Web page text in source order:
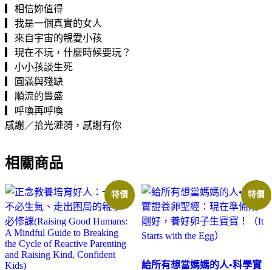
▎相信妳值得
▎我是一個真實的女人
▎來自宇宙的親愛小孩
▎現在不玩，什麼時候要玩？
▎小小孩談生死
▎圓滿與殘缺
▎順流的豐盛
▎呼喚再呼喚
感謝／拾光漣漪，感謝有你
相關商品
特價 特價
給所有想當媽媽的人•科學實